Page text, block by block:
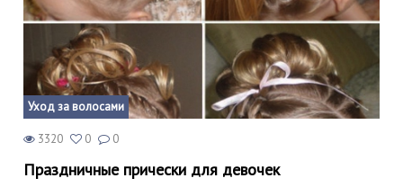
Уход за волосами
3320 0 0
Праздничные прически для девочек